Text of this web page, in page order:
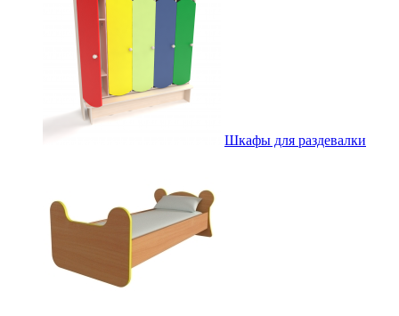
Шкафы для раздевалки